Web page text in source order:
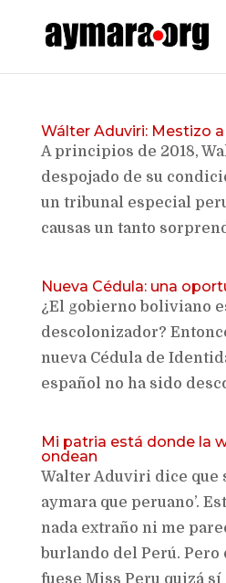
Wálter Aduviri: Mestizo
A principios de 2018,
despojado de su
un tribunal especial
causas un tanto
Nueva Cédula: una
¿El gobierno boliviano
descolonizador?
nueva Cédula de
español no ha sido
Mi patria está donde la
ondean
Walter Aduviri dice que
aymara que peruano’.
nada extraño ni me
burlando del Perú. Pero
fuese Miss Peru quizá sí